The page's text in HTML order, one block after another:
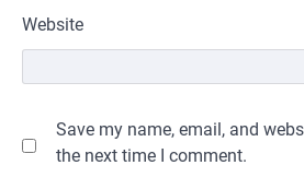
Website
Save my name, email, and
the next time I comment.